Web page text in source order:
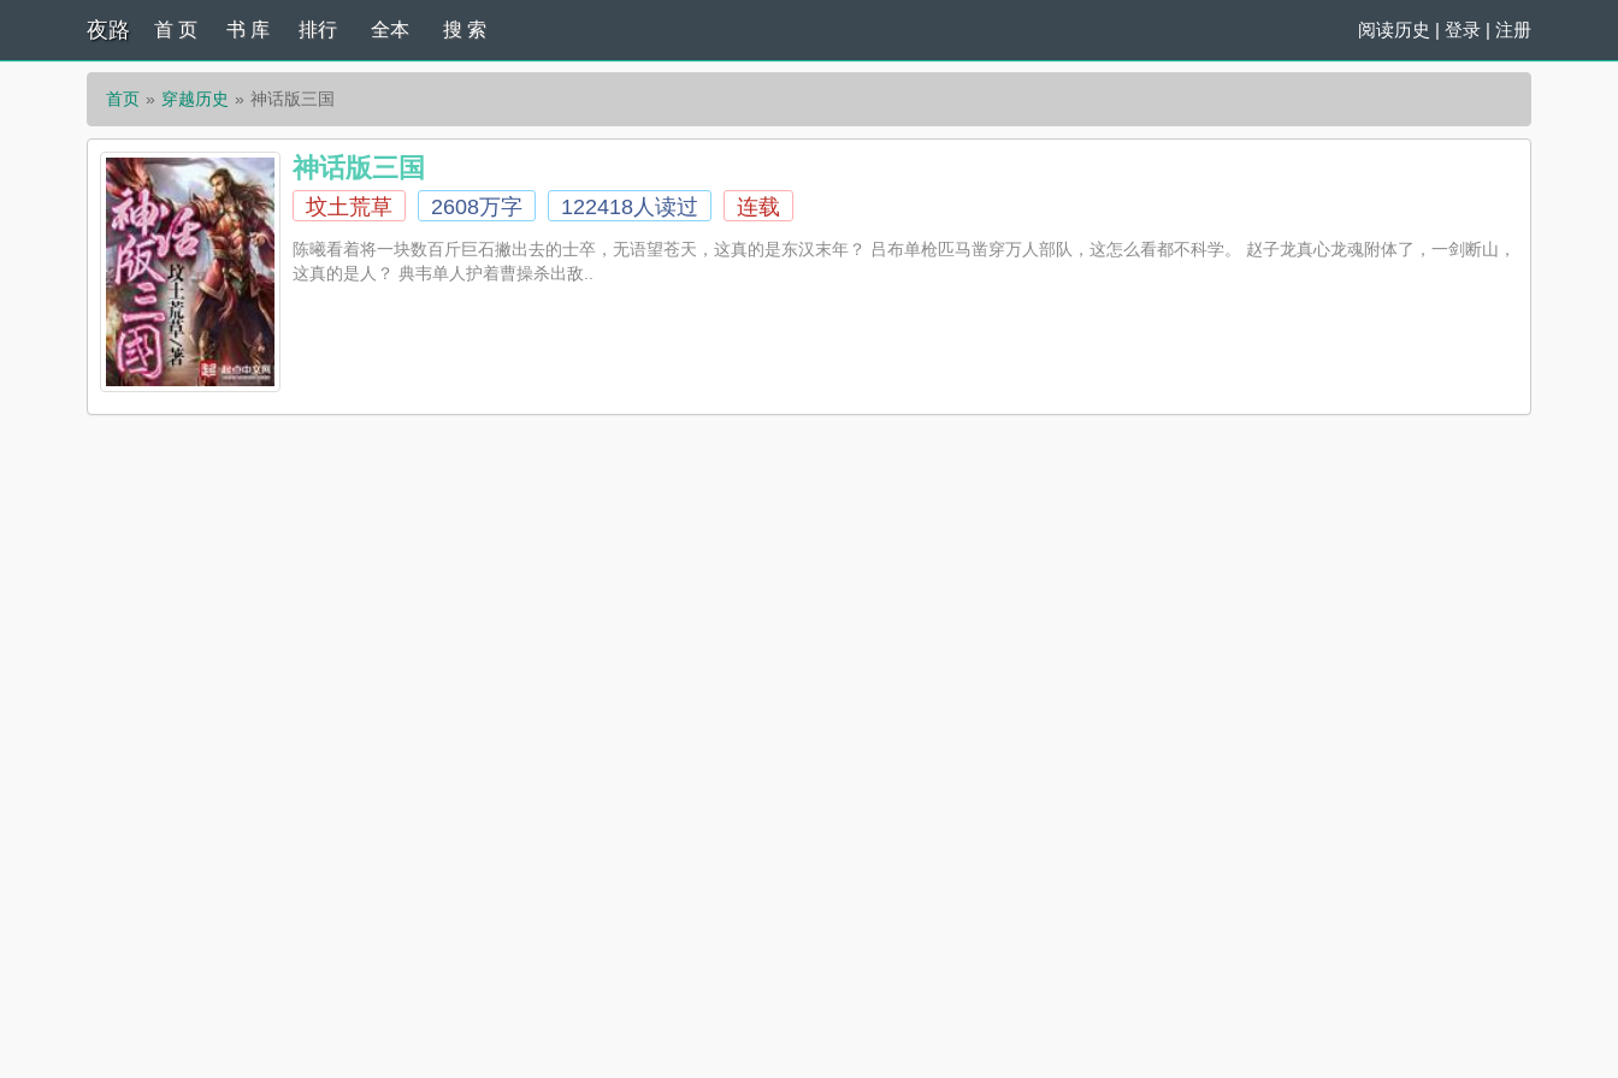
夜路 阅读历史 | 登录 | 注册
首 页 书 库 排行 全本 搜 索
首页 穿越历史 神话版三国
神话版三国
坟土荒草 2608万字 122418人读过 连载
陈曦看着将一块数百斤巨石撇出去的士卒，无语望苍天，这真的是东汉末年？ 吕布单枪匹马凿穿万人部队，这怎么看都不科学。 赵子龙真心龙魂附体了，一剑断山，
这真的是人？ 典韦单人护着曹操杀出敌..